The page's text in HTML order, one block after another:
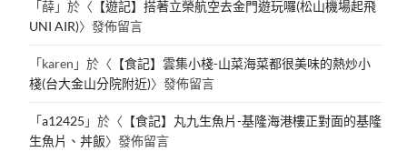
「薛」於〈 【遊記】搭著立榮航空去金門遊玩囉(松山機場起飛
UNI AIR)〉發佈留言
「karen 」於〈 【食記】雲集小棧-山菜海菜都很美味的熱炒小
棧(台大金山分院附近)〉發佈留言
「a12425 」於〈 【食記】丸九生魚片-基隆海港樓正對面的基隆
生魚片、丼飯〉發佈留言